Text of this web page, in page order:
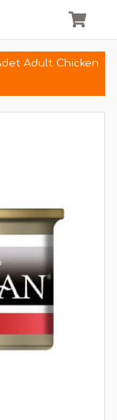
Adult Chicken